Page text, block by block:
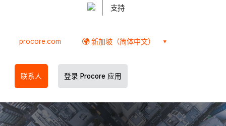
支持
procore.com 新加坡（简体中文）
联系人 登录 Procore 应用